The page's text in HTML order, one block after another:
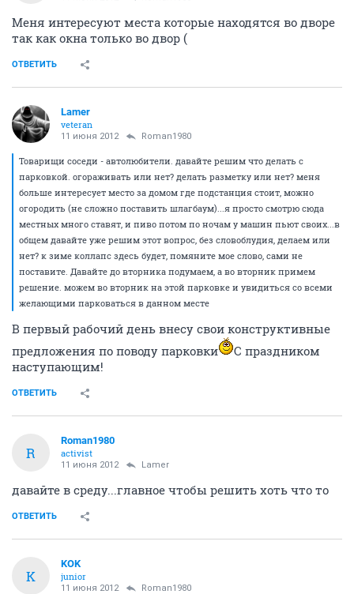
Меня интересуют места которые находятся во дворе
так как окна только во двор (
ОТВЕТИТЬ
Lamer
veteran
11 июня 2012 Roman1980
Товарищи соседи - автолюбители. давайте решим что делать с
парковкой. огораживать или нет? делать разметку или нет? меня
больше интересует место за домом где подстанция стоит, можно
огородить (не сложно поставить шлагбаум)...я просто смотрю сюда
местных много ставят, и пиво потом по ночам у машин пьют своих...в
общем давайте уже решим этот вопрос, без словоблудия, делаем или
нет? к зиме коллапс здесь будет, помяните мое слово, сами не
поставите. Давайте до вторника подумаем, а во вторник примем
решение. можем во вторник на этой парковке и увидиться со всеми
желающими парковаться в данном месте
В первый рабочий день внесу свои конструктивные
предложения по поводу парковки
С праздником
наступающим!
ОТВЕТИТЬ
R
Roman1980
activist
11 июня 2012 Lamer
давайте в среду...главное чтобы решить хоть что то
ОТВЕТИТЬ
K
KOK
junior
11 июня 2012 Roman1980